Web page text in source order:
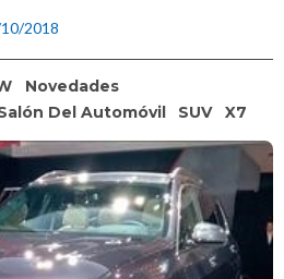
2018
Novedades
Del Automóvil SUV X7